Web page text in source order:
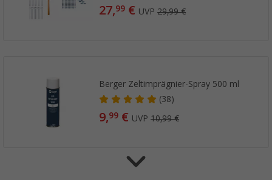
27,99 € UVP29,99 €
Berger Zeltimprägnier-Spray 500 ml
(38)
9,99 € UVP10,99 €